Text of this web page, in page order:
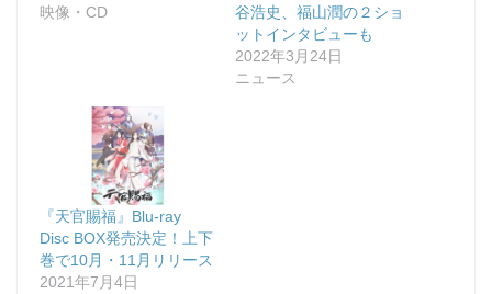
映像・CD
谷浩史、福山潤の２ショ
ットインタビューも
2022年3月24日
ニュース
『天官賜福』Blu-ray
Disc BOX発売決定！上下
巻で10月・11月リリース
2021年7月4日